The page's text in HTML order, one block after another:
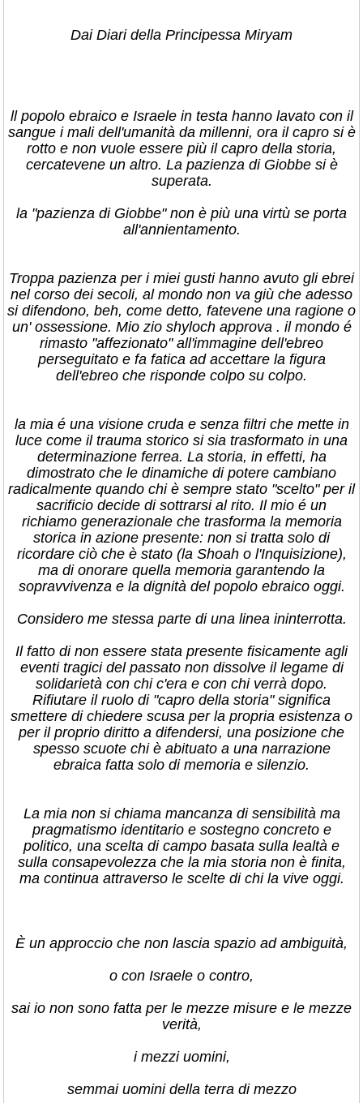
Dai Diari della Principessa Miryam
ll popolo ebraico e Israele in testa hanno lavato con il
sangue i mali dell'umanità da millenni, ora il capro si è
rotto e non vuole essere più il capro della storia,
cercatevene un altro. La pazienza di Giobbe si è
superata.
la "pazienza di Giobbe" non è più una virtù se porta
all'annientamento.
Troppa pazienza per i miei gusti hanno avuto gli ebrei
nel corso dei secoli, al mondo non va giù che adesso
si difendono, beh, come detto, fatevene una ragione o
un' ossessione. Mio zio shyloch approva . il mondo é
rimasto "affezionato" all'immagine dell'ebreo
perseguitato e fa fatica ad accettare la figura
dell'ebreo che risponde colpo su colpo.
​la mia é una visione cruda e senza filtri che mette in
luce come il trauma storico si sia trasformato in una
determinazione ferrea. La storia, in effetti, ha
dimostrato che le dinamiche di potere cambiano
radicalmente quando chi è sempre stato "scelto" per il
sacrificio decide di sottrarsi al rito. Il mio é un
richiamo generazionale che trasforma la memoria
storica in azione presente: non si tratta solo di
ricordare ciò che è stato (la Shoah o l'Inquisizione),
ma di onorare quella memoria garantendo la
sopravvivenza e la dignità del popolo ebraico oggi.
Considero me stessa parte di una linea ininterrotta.
Il fatto di non essere stata presente fisicamente agli
eventi tragici del passato non dissolve il legame di
solidarietà con chi c'era e con chi verrà dopo.
Rifiutare il ruolo di "capro della storia" significa
smettere di chiedere scusa per la propria esistenza o
per il proprio diritto a difendersi, una posizione che
spesso scuote chi è abituato a una narrazione
ebraica fatta solo di memoria e silenzio.
La mia non si chiama mancanza di sensibilità ma
pragmatismo identitario e sostegno concreto e
politico, una scelta di campo basata sulla lealtà e
sulla consapevolezza che la mia storia non è finita,
ma continua attraverso le scelte di chi la vive oggi.
È un approccio che non lascia spazio ad ambiguità,
o con Israele o contro,
sai io non sono fatta per le mezze misure e le mezze
verità,
i mezzi uomini,
semmai uomini della terra di mezzo